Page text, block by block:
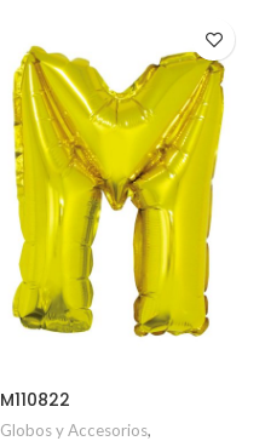
M110822
Globos y Accesorios,